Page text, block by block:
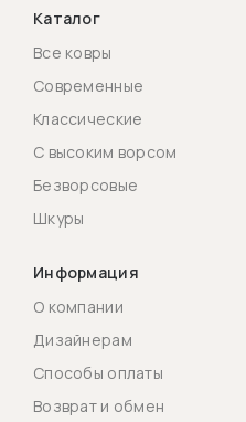
Каталог
Все ковры
Современные
Классические
С высоким ворсом
Безворсовые
Шкуры
Информация
О компании
Дизайнерам
Способы оплаты
Возврат и обмен